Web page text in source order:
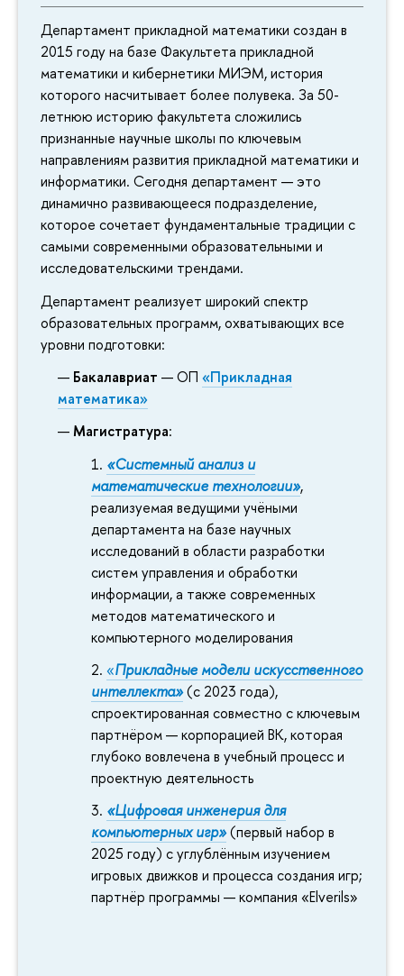
Департамент прикладной математики создан в
2015 году на базе Факультета прикладной
математики и кибернетики МИЭМ, история
которого насчитывает более полувека. За 50-
летнюю историю факультета сложились
признанные научные школы по ключевым
направлениям развития прикладной математики и
информатики. Сегодня департамент — это
динамично развивающееся подразделение,
которое сочетает фундаментальные традиции с
самыми современными образовательными и
исследовательскими трендами.
Департамент реализует широкий спектр
образовательных программ, охватывающих все
уровни подготовки:
Бакалавриат — ОП«Прикладная
математика»
Магистратура:
«Системный анализ и
математические технологии»,
реализуемая ведущими учёными
департамента на базе научных
исследований в области разработки
систем управления и обработки
информации, а также современных
методов математического и
компьютерного моделирования
«Прикладные модели искусственного
интеллекта»(с 2023 года),
спроектированная совместно с ключевым
партнёром — корпорацией ВК, которая
глубоко вовлечена в учебный процесс и
проектную деятельность
«Цифровая инженерия для
компьютерных игр»(первый набор в
2025 году) с углублённым изучением
игровых движков и процесса создания игр;
партнёр программы — компания «Elverils»